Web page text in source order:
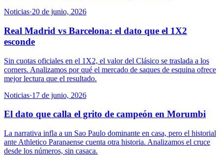
Noticias·20 de junio, 2026
Real Madrid vs Barcelona: el dato que el 1X2
esconde
Sin cuotas oficiales en el 1X2, el valor del Clásico se traslada a los
corners. Analizamos por qué el mercado de saques de esquina ofrece
mejor lectura que el resultado.
Noticias·17 de junio, 2026
El dato que calla el grito de campeón en Morumbi
La narrativa infla a un Sao Paulo dominante en casa, pero el historial
ante Athletico Paranaense cuenta otra historia. Analizamos el cruce
desde los números, sin casaca.